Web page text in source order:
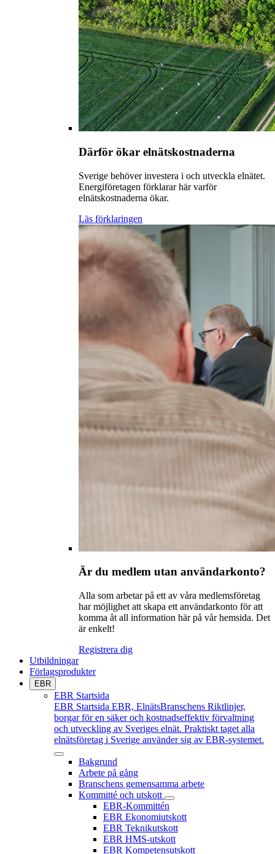
Därför ökar elnätskostnaderna
Sverige behöver investera i och utveckla elnätet.
Energiföretagen förklarar här varför
elnätskostnaderna ökar.
Läs förklaringen
Är du medlem utan användarkonto?
Alla som arbetar på ett av våra medlemsföretag
har möjlighet att skapa ett användarkonto för att
komma åt all information här på vår hemsida. Det
är enkelt!
Registrera dig
Utbildningar
Förlagsprodukter
EBR
EBR Startsida
EBR Startsida EBR, ElnätsBranschens Riktlinjer,
borgar för en säker och kostnadseffektiv förvaltning
och utveckling av Sveriges elnät. Praktiskt taget alla
elnätsföretag i Sverige använder sig av EBR-systemet.
Bakgrund
Arbete på gång
Branschens gemensamma arbete
Kommitté och utskott
EBR-Kommittén
EBR Ekonomiutskott
EBR Teknikutskott
EBR HMS-utskott
EBR Kompetensutskott